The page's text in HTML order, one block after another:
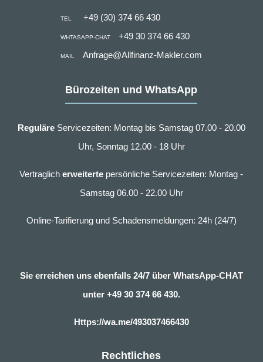
TEL +49 (30) 374 66 430
WHTASAPP-CHAT +49 30 374 66 430
MAIL Anfrage@Allfinanz-Makler.com
Bürozeiten und WhatsApp
ReguläreServicezeiten: Montag bis Samstag 07.00 - 20.00
Uhr, Sonntag 12.00 - 18 Uhr
Vertraglicherweiterte persönliche Servicezeiten: Montag -
Samstag 06.00 - 22.00 Uhr
Online-Tarifierung und Schadensmeldungen: 24h (24/7)
Sie erreichen uns ebenfalls 24/7 über WhatsApp-CHAT
unter +49 30 374 66 430.
Https://wa.me/493037466430
Rechtliches